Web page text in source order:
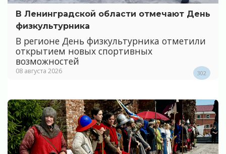
В Ленинградской области отмечают День
физкультурника
В регионе День физкультурника отметили
открытием новых спортивных
возможностей
08 августа 2026 302